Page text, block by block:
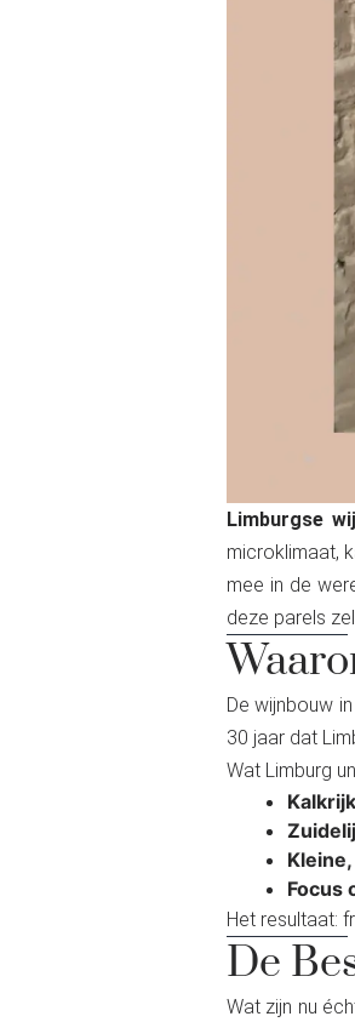
Limburgse
microklimaat,
mee in de
deze parels
De wijnbouw
30 jaar dat
Wat Limburg
Focus
Het resultaat:
De
Wat zijn nu